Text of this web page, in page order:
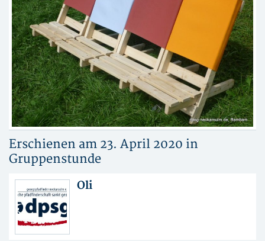
Erschienen am 23. April 2020 in
Gruppenstunde
Oli